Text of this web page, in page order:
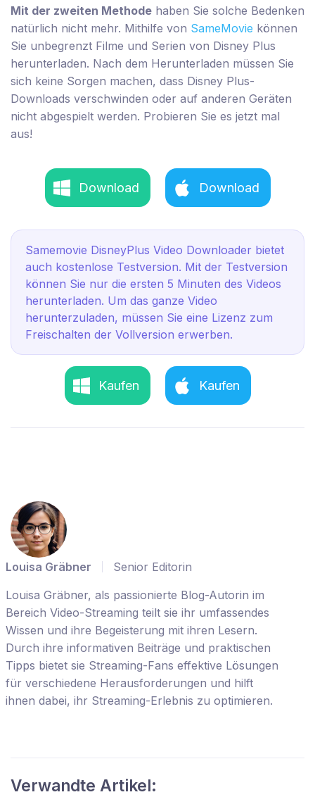
Mit der zweiten Methode haben Sie solche Bedenken
natürlich nicht mehr. Mithilfe von SameMovie können
Sie unbegrenzt Filme und Serien von Disney Plus
herunterladen. Nach dem Herunterladen müssen Sie
sich keine Sorgen machen, dass Disney Plus-
Downloads verschwinden oder auf anderen Geräten
nicht abgespielt werden. Probieren Sie es jetzt mal
aus!
Download Download
Samemovie DisneyPlus Video Downloader bietet
auch kostenlose Testversion. Mit der Testversion
können Sie nur die ersten 5 Minuten des Videos
herunterladen. Um das ganze Video
herunterzuladen, müssen Sie eine Lizenz zum
Freischalten der Vollversion erwerben.
Kaufen Kaufen
Louisa Gräbner
Senior Editorin
Louisa Gräbner, als passionierte Blog-Autorin im
Bereich Video-Streaming teilt sie ihr umfassendes
Wissen und ihre Begeisterung mit ihren Lesern.
Durch ihre informativen Beiträge und praktischen
Tipps bietet sie Streaming-Fans effektive Lösungen
für verschiedene Herausforderungen und hilft
ihnen dabei, ihr Streaming-Erlebnis zu optimieren.
Verwandte Artikel: